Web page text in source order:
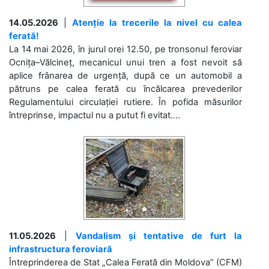
14.05.2026
Atenție la trecerile la nivel cu calea
ferată!
La 14 mai 2026, în jurul orei 12.50, pe tronsonul feroviar
Ocnița–Vălcineț, mecanicul unui tren a fost nevoit să
aplice frânarea de urgență, după ce un automobil a
pătruns pe calea ferată cu încălcarea prevederilor
Regulamentului circulației rutiere. În pofida măsurilor
întreprinse, impactul nu a putut fi evitat....
11.05.2026
Vandalism și tentative de furt la
infrastructura feroviară
Întreprinderea de Stat „Calea Ferată din Moldova” (CFM)